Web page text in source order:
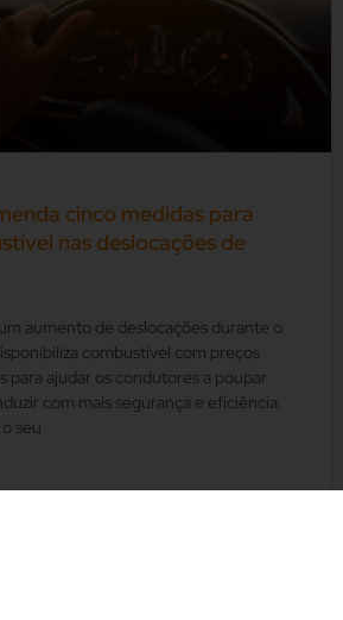
cinco medidas para
nas deslocações de
aumento de deslocações durante o
combustível com preços
para ajudar os condutores a poupar
com mais segurança e eficiência.
seu